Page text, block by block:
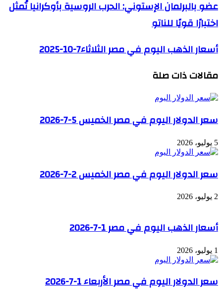
عضو بالبرلمان الإستوني: الحرب الروسية بأوكرانيا تُمثل
اختبارًا قويًا للناتو
أسعار الذهب اليوم في مصر الثلاثاء7-10-2025
مقالات ذات صلة
سعر الدولار اليوم في مصر الخميس 5-7-2026
5 يوليو، 2026
سعر الدولار اليوم في مصر الخميس 2-7-2026
2 يوليو، 2026
أسعار الذهب اليوم في مصر 1-7-2026
1 يوليو، 2026
سعر الدولار اليوم في مصر الأربعاء 1-7-2026